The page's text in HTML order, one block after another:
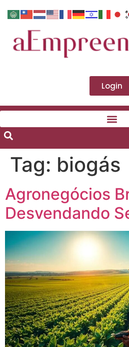
Login
Tag: biogás
Agronegócios
Desvendando